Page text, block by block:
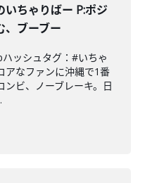
いちゃりばー P:ポジ
、ブーブー
ッシュタグ：#いちゃ
アなファンに沖縄で1番
ビ、ノーブレーキ。日